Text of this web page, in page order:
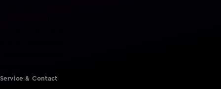
Service & Contact